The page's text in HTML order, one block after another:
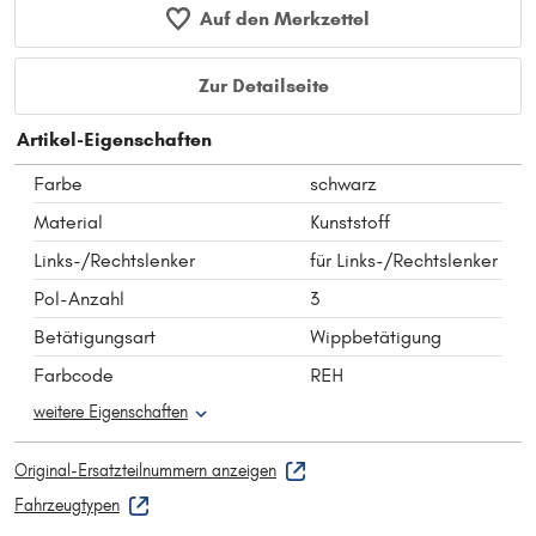
Auf den Merkzettel
Zur Detailseite
Artikel-Eigenschaften
Farbe
schwarz
Material
Kunststoff
Links-/Rechtslenker
für Links-/Rechtslenker
Pol-Anzahl
3
Betätigungsart
Wippbetätigung
Farbcode
REH
weitere Eigenschaften
Original-Ersatzteilnummern anzeigen
Fahrzeugtypen